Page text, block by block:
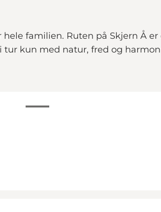
familien. Ruten på Skjern Å
tur kun med natur, fred og